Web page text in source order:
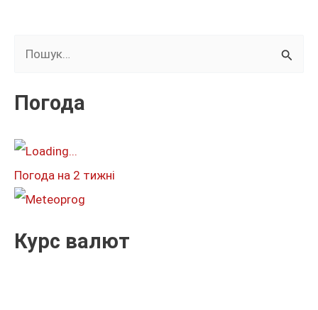
к
т
:
Погода
Погода на 2 тижні
Курс валют